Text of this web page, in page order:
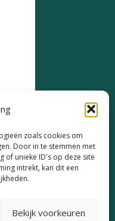
zoals cookies om
Door in te stemmen met
of unieke ID's op deze site
intrekt, kan dit een
Bekijk voorkeuren
12